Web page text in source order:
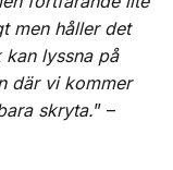
men håller det
kan lyssna på
där vi kommer
skryta.” –